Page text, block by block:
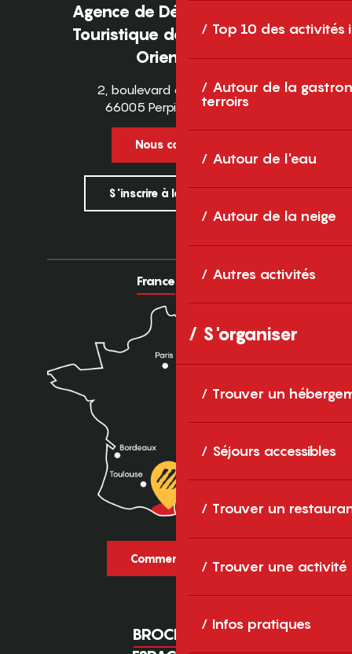
Top 10 des activités
Autour de la
terroirs
Autour de l'eau
Autour de la neige
Autres activités
S'organiser
Trouver un
Séjours accessibles
Trouver un
Trouver une activité
Infos pratiques
Agence de Développement
Touristique des Pyrénées-
Orientales
2, boulevard des Pyrénées
66005 Perpignan Cedex
Nous contacter
S'inscrire à la newsletter
France Europe
Comment venir ?
BROCHURES